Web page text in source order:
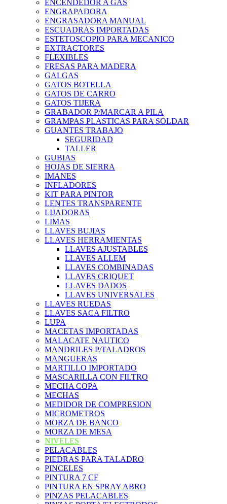
ENCENDEDOR A GAS
ENGRAPADORA
ENGRASADORA MANUAL
ESCUADRAS IMPORTADAS
ESTETOSCOPIO PARA MECANICO
EXTRACTORES
FLEXIBLES
FRESAS PARA MADERA
GALGAS
GATOS BOTELLA
GATOS DE CARRO
GATOS TIJERA
GRABADOR P/MARCAR A PILA
GRAMPAS PLASTICAS PARA SOLDAR
GUANTES TRABAJO
SEGURIDAD
TALLER
GUBIAS
HOJAS DE SIERRA
IMANES
INFLADORES
KIT PARA PINTOR
LENTES TRANSPARENTE
LIJADORAS
LIMAS
LLAVES BUJIAS
LLAVES HERRAMIENTAS
LLAVES AJUSTABLES
LLAVES ALLEM
LLAVES COMBINADAS
LLAVES CRIQUET
LLAVES DADOS
LLAVES UNIVERSALES
LLAVES RUEDAS
LLAVES SACA FILTRO
LUPA
MACETAS IMPORTADAS
MALACATE NAUTICO
MANDRILES P/TALADROS
MANGUERAS
MARTILLO IMPORTADO
MASCARILLA CON FILTRO
MECHA COPA
MECHAS
MEDIDOR DE COMPRESION
MICROMETROS
MORZA DE BANCO
MORZA DE MESA
NIVELES
PELACABLES
PIEDRAS PARA TALADRO
PINCELES
PINTURA 7 CF
PINTURA EN SPRAY ABRO
PINZAS PELACABLES